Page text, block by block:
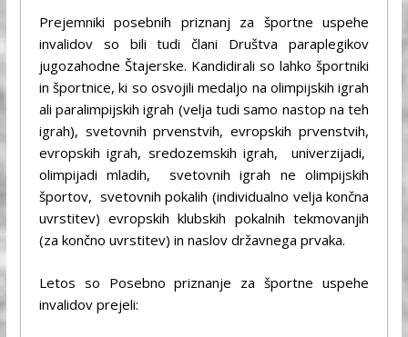
Prejemniki posebnih priznanj za športne uspehe
invalidov so bili tudi člani Društva paraplegikov
jugozahodne Štajerske. Kandidirali so lahko športniki
in športnice, ki so osvojili medaljo na olimpijskih igrah
ali paralimpijskih igrah (velja tudi samo nastop na teh
igrah), svetovnih prvenstvih, evropskih prvenstvih,
evropskih igrah, sredozemskih igrah, univerzijadi,
olimpijadi mladih, svetovnih igrah ne olimpijskih
športov, svetovnih pokalih (individualno velja končna
uvrstitev) evropskih klubskih pokalnih tekmovanjih
(za končno uvrstitev) in naslov državnega prvaka.
Letos so Posebno priznanje za športne uspehe
invalidov prejeli: